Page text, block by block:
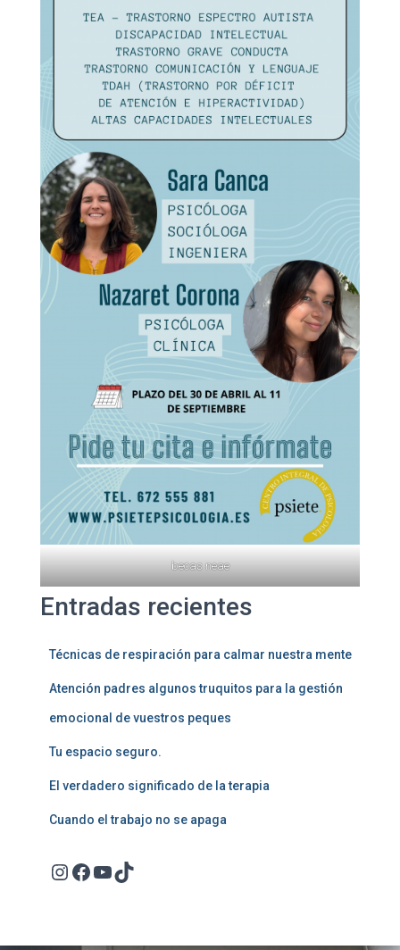
becas neae
Entradas recientes
Técnicas de respiración para calmar nuestra mente
Atención padres algunos truquitos para la gestión
emocional de vuestros peques
Tu espacio seguro.
El verdadero significado de la terapia
Cuando el trabajo no se apaga
Instagram Facebook YouTube TikTok